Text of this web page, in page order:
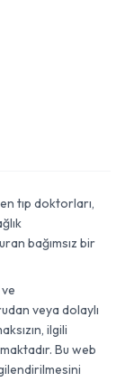
tıp doktorları,
bağımsız bir
veya dolaylı
ilgili
Bu web